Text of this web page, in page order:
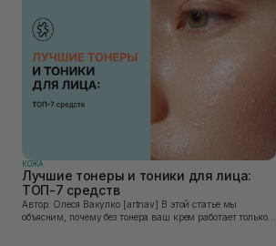
КОЖА
Лучшие тонеры и тоники для лица:
ТОП-7 средств
Автор: Олеся Вакулко [artnav] В этой статье мы
объясним, почему без тонера ваш крем работает только